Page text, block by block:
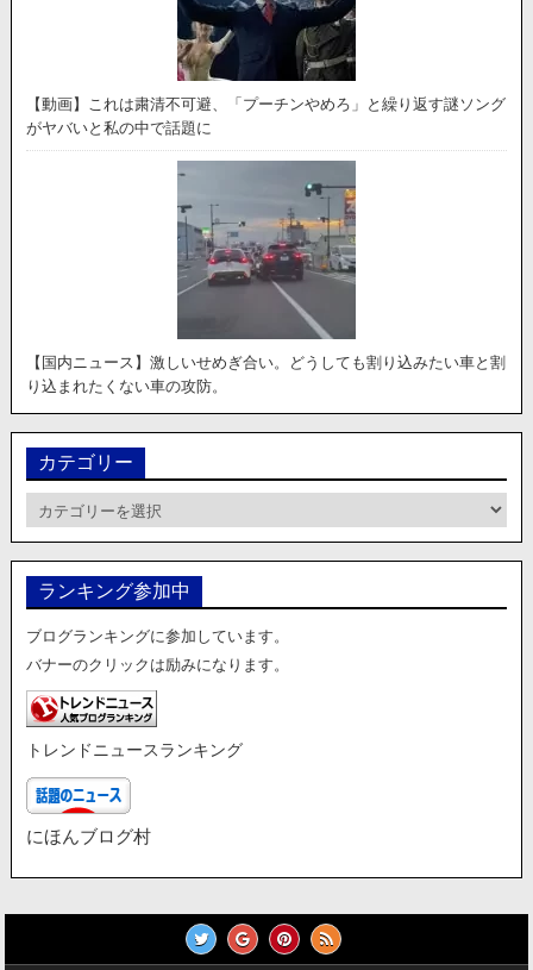
【動画】これは粛清不可避、「プーチンやめろ」と繰り返す謎ソング
がヤバいと私の中で話題に
【国内ニュース】激しいせめぎ合い。どうしても割り込みたい車と割
り込まれたくない車の攻防。
カテゴリー
テ
リ
ランキング参加中
ブログランキングに参加しています。
バナーのクリックは励みになります。
トレンドニュースランキング
にほんブログ村